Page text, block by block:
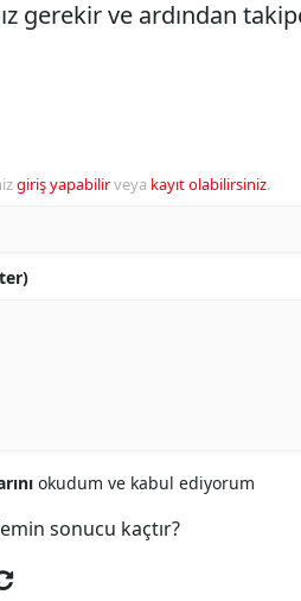
gerekir ve ardından
giriş yapabilirveya kayıt olabilirsiniz.
okudum ve kabul ediyorum
sonucu kaçtır?